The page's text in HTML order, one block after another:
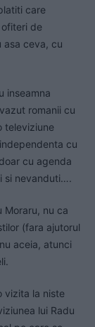
care
de
asa ceva, cu
inseamna
romanii cu
televiziune
cu
cu agenda
si nevanduti….
Moraru, nu ca
(fara ajutorul
aceia, atunci
vizita la niste
lui Radu